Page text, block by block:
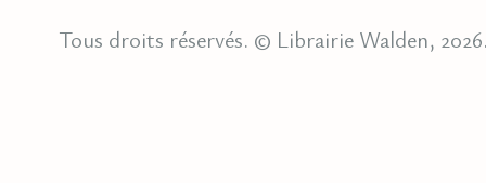
Tous droits réservés. © Librairie Walden,